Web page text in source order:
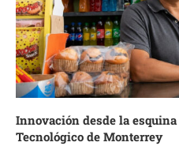
Innovación desde la
Tecnológico de Monterrey